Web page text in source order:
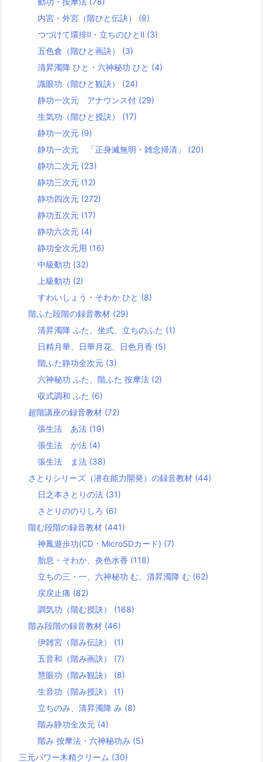
内宮・外宮（階ひと伝訣） (8)
つづけて環排Ⅱ・立ちのひとⅡ (3)
五色倉（階ひと画訣） (3)
清昇濁降 ひと・六神秘功 ひと (4)
識眼功（階ひと観訣） (24)
静功一次元 アナウンス付 (29)
生気功（階ひと授訣） (17)
静功一次元 (9)
静功一次元 「正身滅無明・雑念掃清」 (20)
静功二次元 (23)
静功三次元 (12)
静功四次元 (272)
静功五次元 (17)
静功六次元 (4)
静功全次元用 (16)
中級動功 (32)
上級動功 (2)
すわいしょう・そわか ひと (8)
階ふた段階の録音教材 (29)
清昇濁降 ふた、坐式、立ちのふた (1)
日精月華、日華月花、日色月香 (5)
階ふた静功全次元 (3)
六神秘功 ふた、階ふた 按摩法 (2)
収式調和 ふた (6)
超階講座の録音教材 (72)
張生法 あ法 (19)
張生法 か法 (4)
張生法 ま法 (38)
さとりシリーズ（潜在能力開発）の録音教材 (44)
日之本さとりの法 (31)
さとりののりしろ (6)
階む段階の録音教材 (441)
神鳳遊歩功(CD・MicroSDカード) (7)
胎息・そわか、炎色水香 (118)
立ちの三・一、六神秘功 む、清昇濁降 む (62)
戻戻止痛 (82)
調気功（階む授訣） (168)
階み段階の録音教材 (46)
伊雑宮（階み伝訣） (1)
五音和（階み画訣） (7)
慧眼功（階み観訣） (8)
生音功（階み授訣） (1)
立ちのみ、清昇濁降 み (8)
階み静功全次元 (4)
階み 按摩法・六神秘功み (5)
三元パワー木精クリーム (30)